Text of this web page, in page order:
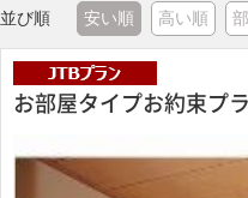
並び順 安い順 高い順
お部屋タイプお約束プ